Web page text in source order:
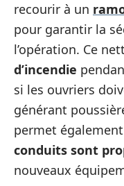
recourir à un
pour garantir la
l’opération. Ce
d’incendie
si les ouvriers
générant
permet
conduits sont
nouveaux